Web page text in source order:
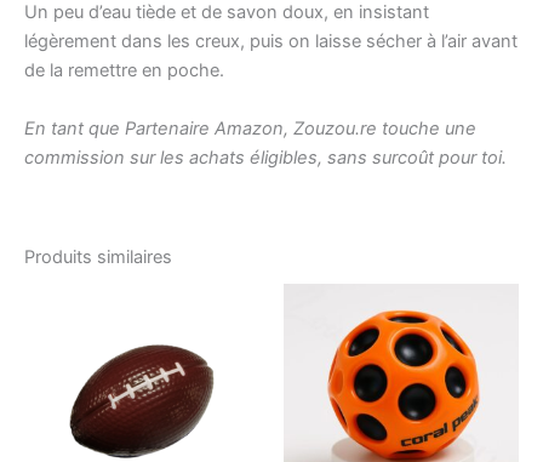
Un peu d’eau tiède et de savon doux, en insistant
légèrement dans les creux, puis on laisse sécher à l’air avant
de la remettre en poche.
En tant que Partenaire Amazon, Zouzou.re touche une
commission sur les achats éligibles, sans surcoût pour toi.
Produits similaires